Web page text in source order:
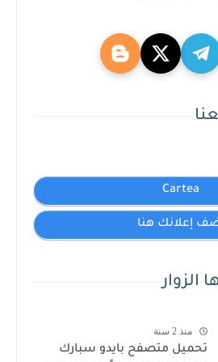
Cartea
إعلانك هنا
الزوار
منذ 2 سنة
تحميل متصفح بايدو سبارك